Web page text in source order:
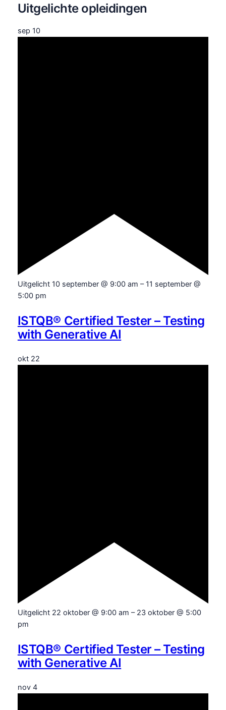
Uitgelichte opleidingen
sep 10
Uitgelicht 10 september @ 9:00 am –11 september @
5:00 pm
ISTQB® Certified Tester – Testing
with Generative AI
okt 22
Uitgelicht 22 oktober @ 9:00 am – 23 oktober @ 5:00
pm
ISTQB® Certified Tester – Testing
with Generative AI
nov 4